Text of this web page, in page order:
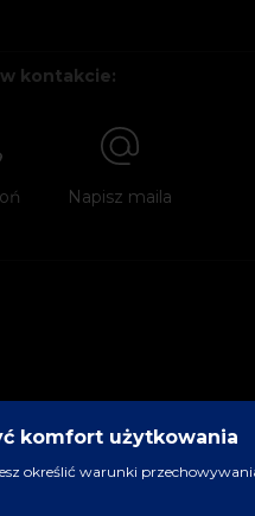
kontakcie:
Napisz maila
komfort użytkowania
określić warunki